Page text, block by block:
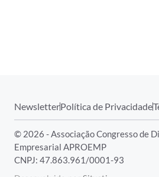
NewsletterPolítica de Privacidade
© 2026 - Associação Congresso de
Empresarial APROEMP
CNPJ: 47.863.961/0001-93